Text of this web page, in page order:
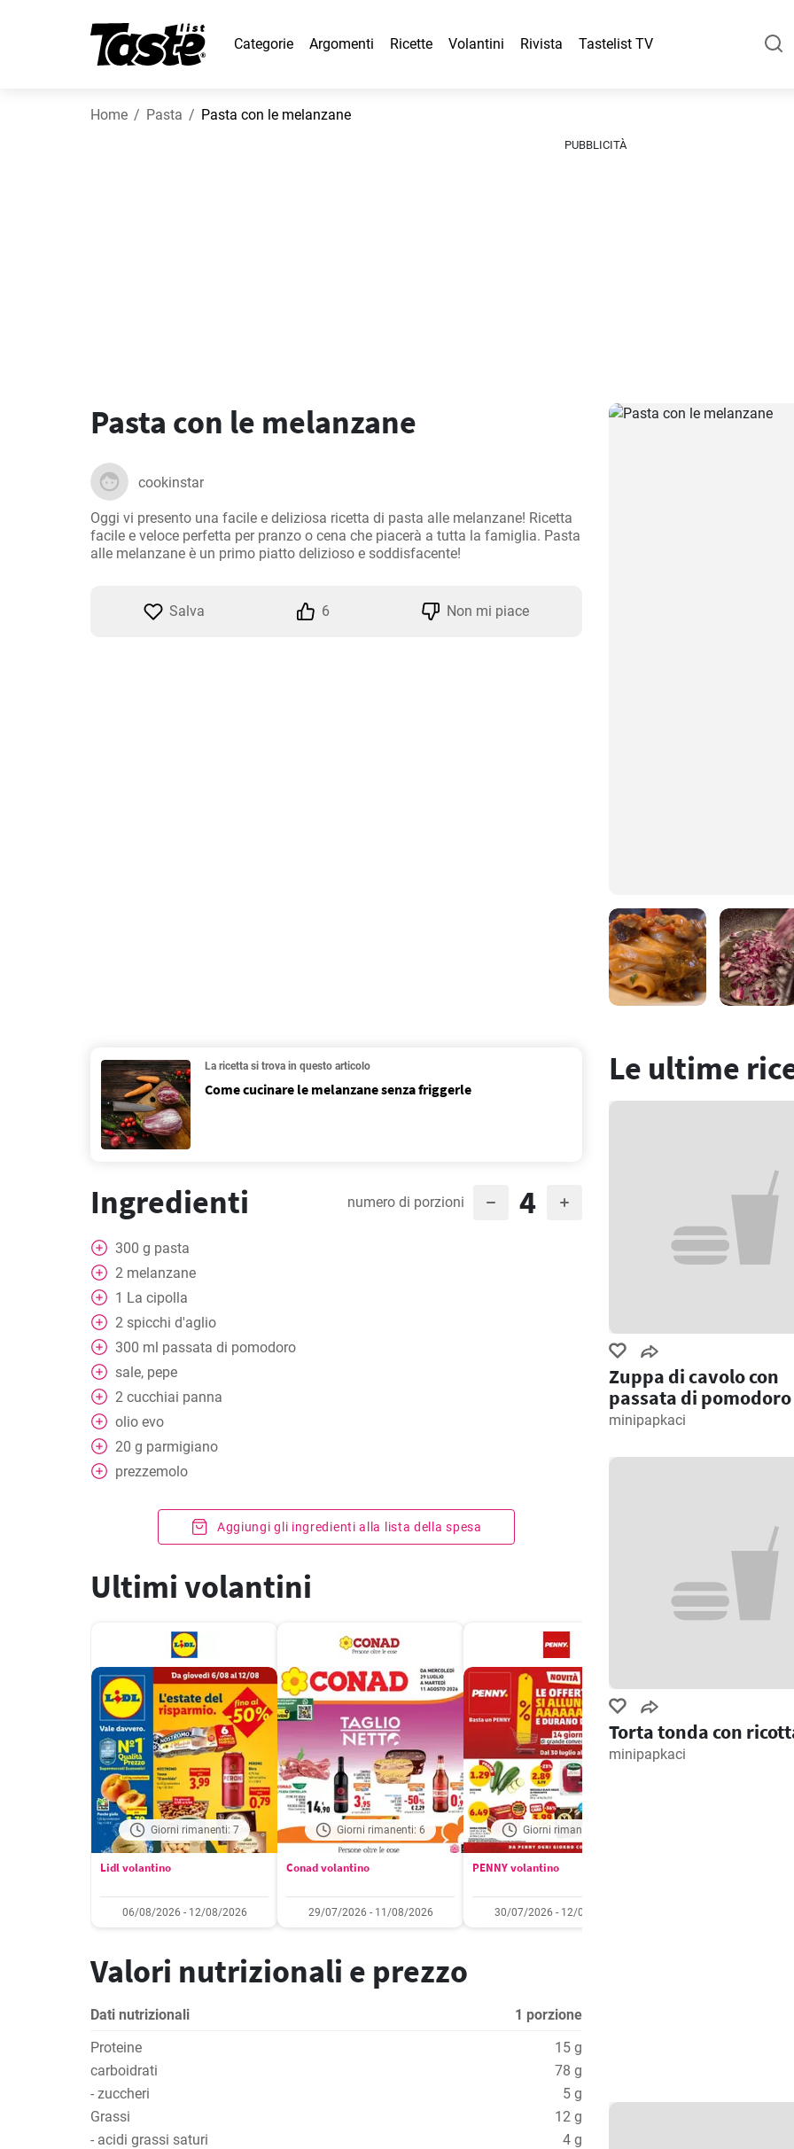
Categorie Argomenti Ricette Volantini Rivista Tastelist TV
Home Pasta Pasta con le melanzane
PUBBLICITÀ
Pasta con le melanzane
cookinstar
Oggi vi presento una facile e deliziosa ricetta di pasta alle melanzane! Ricetta
facile e veloce perfetta per pranzo o cena che piacerà a tutta la famiglia. Pasta
alle melanzane è un primo piatto delizioso e soddisfacente!
Salva 6 Non mi piace
La ricetta si trova in questo articolo
Come cucinare le melanzane senza friggerle
Ingredienti numero di porzioni 4
300 g pasta
2 melanzane
1 La cipolla
2 spicchi d'aglio
300 ml passata di pomodoro
sale, pepe
2 cucchiai panna
olio evo
20 g parmigiano
prezzemolo
Aggiungi gli ingredienti alla lista della spesa
Ultimi volantini
Giorni rimanenti: 7
Lidl volantino
06/08/2026 - 12/08/2026
Giorni rimanenti: 6
Conad volantino
29/07/2026 - 11/08/2026
Giorni rimanenti: 7
PENNY volantino
30/07/2026 - 12/08/2026
Valori nutrizionali e prezzo
Dati nutrizionali
1 porzione
Proteine
15 g
carboidrati
78 g
- zuccheri
5 g
Grassi
12 g
- acidi grassi saturi
4 g
Le ultime
Zuppa di cavolo con
passata di pomodoro
minipapkaci
Torta tonda con
minipapkaci